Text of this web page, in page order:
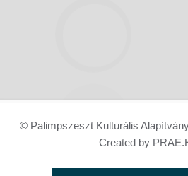
© Palimpszeszt Kulturális
Created by